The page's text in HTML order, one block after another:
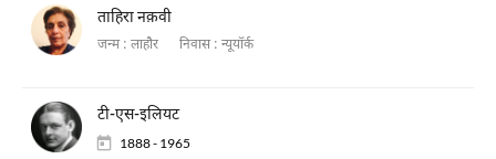
ताहिरा नक़वी
जन्म : लाहौर निवास : न्यूयॉर्क
टी-एस-इलियट
1888 - 1965